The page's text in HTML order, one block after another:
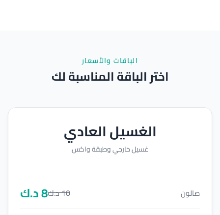
الباقات والأسعار
اختر الباقة المناسبة لك
الغسيل العادي
غسيل خارجي وطبقة واكس
صالون 10د.ك8د.ك